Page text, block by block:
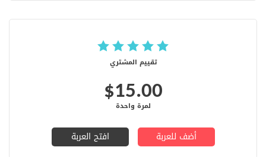
تقييم المشتري
$15.00
لمرة واحدة
أضف للعربة افتح العربة